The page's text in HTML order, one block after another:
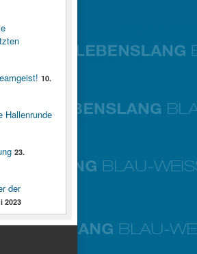
10.
Hallenrunde
23.
der
2023